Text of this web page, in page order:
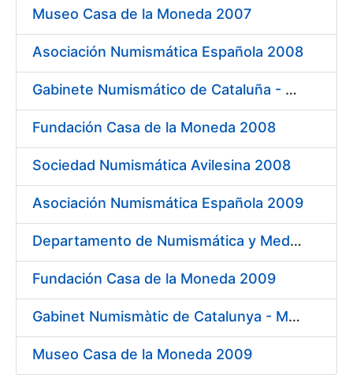
Museo Casa de la Moneda 2007
Asociación Numismática Española 2008
Gabinete Numismático de Cataluña - Museo Nacional de Arte de Cataluña 2008
Fundación Casa de la Moneda 2008
Sociedad Numismática Avilesina 2008
Asociación Numismática Española 2009
Departamento de Numismática y Medallística. Museo Arqueológico Nacional 2009
Fundación Casa de la Moneda 2009
Gabinet Numismàtic de Catalunya - MNAC 2009
Museo Casa de la Moneda 2009